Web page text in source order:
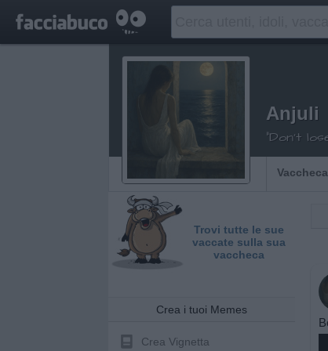
Anjuli
"Don't
Vaccheca
Trovi tutte le sue
vaccate sulla sua
vaccheca
Crea i tuoi Memes
Crea Vignetta